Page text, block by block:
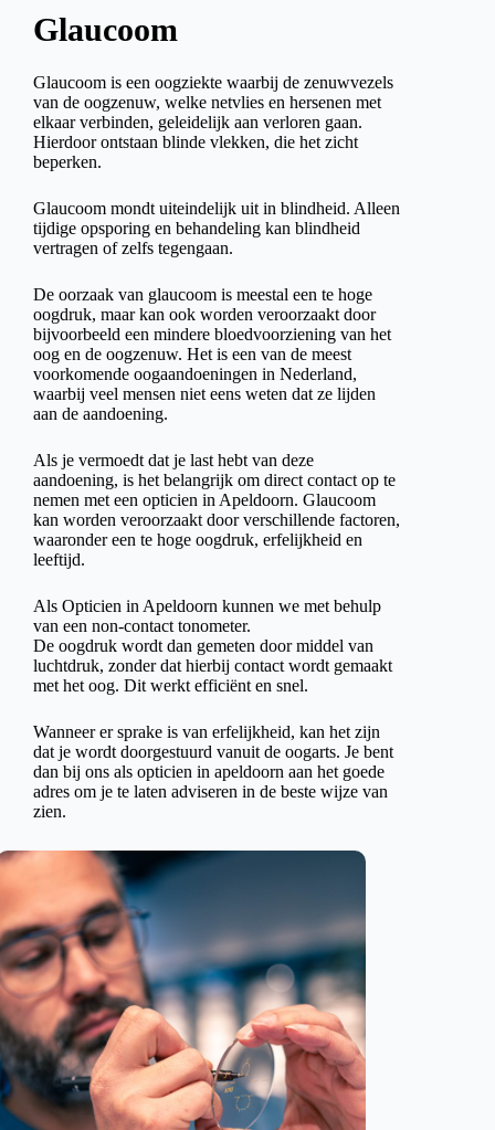
Glaucoom
Glaucoom is een oogziekte waarbij de zenuwvezels
van de oogzenuw, welke netvlies en hersenen met
elkaar verbinden, geleidelijk aan verloren gaan.
Hierdoor ontstaan blinde vlekken, die het zicht
beperken.
Glaucoom mondt uiteindelijk uit in blindheid. Alleen
tijdige opsporing en behandeling kan blindheid
vertragen of zelfs tegengaan.
De oorzaak van glaucoom is meestal een te hoge
oogdruk, maar kan ook worden veroorzaakt door
bijvoorbeeld een mindere bloedvoorziening van het
oog en de oogzenuw. Het is een van de meest
voorkomende oogaandoeningen in Nederland,
waarbij veel mensen niet eens weten dat ze lijden
aan de aandoening.
Als je vermoedt dat je last hebt van deze
aandoening, is het belangrijk om direct contact op te
nemen met een opticien in Apeldoorn. Glaucoom
kan worden veroorzaakt door verschillende factoren,
waaronder een te hoge oogdruk, erfelijkheid en
leeftijd.
Als Opticien in Apeldoorn kunnen we met behulp
van een non-contact tonometer.
De oogdruk wordt dan gemeten door middel van
luchtdruk, zonder dat hierbij contact wordt gemaakt
met het oog. Dit werkt efficiënt en snel.
Wanneer er sprake is van erfelijkheid, kan het zijn
dat je wordt doorgestuurd vanuit de oogarts. Je bent
dan bij ons als opticien in apeldoorn aan het goede
adres om je te laten adviseren in de beste wijze van
zien.